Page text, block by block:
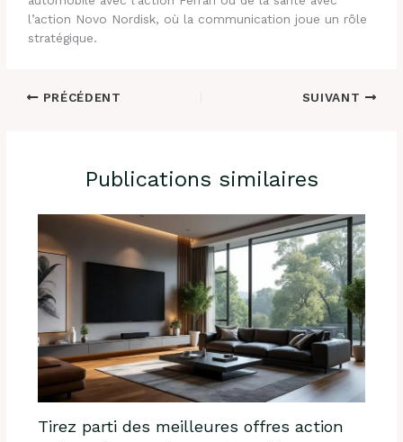
l’action Novo Nordisk, où la communication joue un rôle
stratégique.
PRÉCÉDENT SUIVANT
Publications similaires
Tirez parti des meilleures offres action